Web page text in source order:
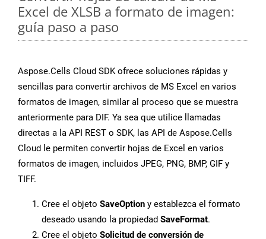
Excel de XLSB a formato de imagen:
guía paso a paso
Aspose.Cells Cloud SDK ofrece soluciones rápidas y
sencillas para convertir archivos de MS Excel en varios
formatos de imagen, similar al proceso que se muestra
anteriormente para DIF. Ya sea que utilice llamadas
directas a la API REST o SDK, las API de Aspose.Cells
Cloud le permiten convertir hojas de Excel en varios
formatos de imagen, incluidos JPEG, PNG, BMP, GIF y
TIFF.
Cree el objeto SaveOption y establezca el formato
deseado usando la propiedad SaveFormat.
Cree el objeto Solicitud de conversión de